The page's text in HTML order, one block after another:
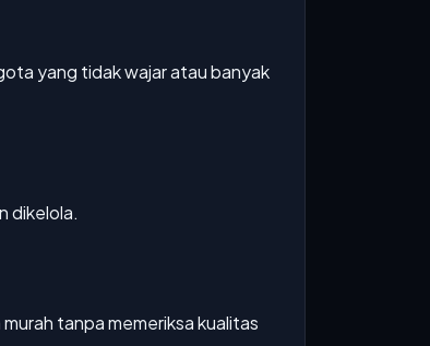
yang tidak wajar atau banyak
dikelola.
tanpa memeriksa kualitas